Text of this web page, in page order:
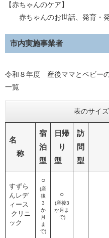
【赤ちゃんのケア】
赤ちゃんのお世話、発育・発
市内実施事業者
令和８年度 産後ママとベビー
一覧
表のサイ
名
称
宿
泊
型
日帰
り
型
訪
問
型
すずら
んレデ
ィース
クリニ
ック
○
(産
後
3
か
月
ま
で)​
○
(産後3
か月ま
で)​